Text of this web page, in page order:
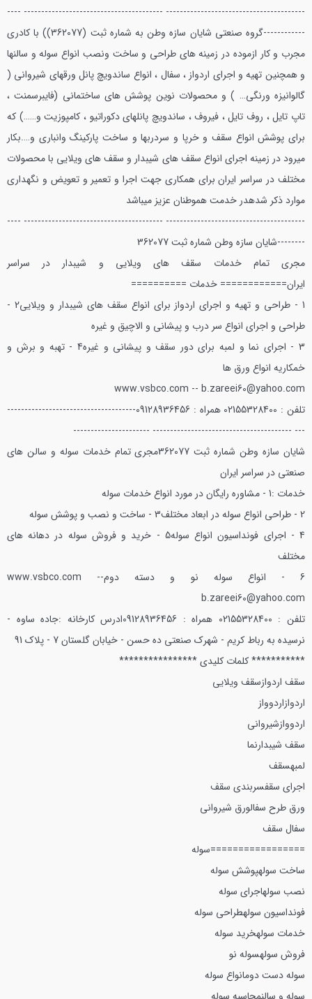
---------------------------------------- ---------------------------------------- ----
------------
گروه صنعتي شايان سازه وطن به شماره ثبت (362077)) با كادري
مجرب و كار ازموده در زمينه هاي طراحي و ساخت ونصب انواع سوله و سالنها
و همچنين تهيه و اجراي اردواز ، سفال ، انواع ساندويچ پانل ورقهاي شيرواني (
گالوانيزه ورنگي… ) و محصولات نوين پوشش هاي ساختماني (فايبرسمنت ،
تاپ تايل ، روف تايل ، فيروف ، ساندويچ پانلهاي دكوراتيو ، كامپوزيت و……) كه
براي پوشش انواع سقف و خرپا و سردربها و ساخت پاركينگ وانباري و….بكار
ميرود در زمينه اجراي انواع سقف هاي شيبدار و سقف هاي ويلايي با محصولات
مختلف در سراسر ايران براي همكاري جهت اجرا و تعمير و تعويض و نگهداري
موارد ذكر شده در خدمت هموطنان عزيز ميباشد
---------------------------------------- ---------------------------------------- ----
--------شايان سازه وطن شماره ثبت 362077
مجري تمام خدمات سقف هاي ويلايي و شيبدار در سراسر
ايران============ خدمات ==========
1 - طراحي و تهيه و اجراي اردواز براي انواع سقف هاي شيبدار و ويلايي
2 -
طراحي و اجراي انواع سر درب و پيشاني و الاچيق و غيره
3 - اجراي نما و لمبه براي دور سقف و پيشاني و غيره
4 - تهبه و برش و
خمكاريه انواع ورق ها
www.vsbco.com -- b.zareei60@yahoo.com
تلفن : 02155328400 همراه : 09128936456
-------------------------------------
--- ---------------------------------------- ----------------------
شايان سازه وطن شماره ثبت 362077
مجري تمام خدمات سوله و سالن هاي
صنعتي در سراسر ايران
خدمات :1 - مشاوره رايگان در مورد انواع خدمات سوله
2 - طراحي انواع سوله در ابعاد مختلف
3 - ساخت و نصب و پوشش سوله
4 - اجراي فونداسيون انواع سوله
5 - خريد و فروش سوله در دهانه هاي
مختلف
6 - انواع سوله نو و دسته دوم
www.vsbco.com --
b.zareei60@yahoo.com
تلفن : 02155328400 همراه : 09128936456
ادرس كارخانه :جاده ساوه -
نرسيده به رباط كريم - شهرك صنعتي ده حسن - خيابان گلستان 7 - پلاك 91
*********** كلمات كليدي ****************
سقف اردوازسقف ويلايي
اردوازاردوواز
اردووازشيرواني
سقف شيبدارنما
لمبهسقف
اجراي سقفسربندي سقف
ورق طرح سفالورق شيرواني
سفال سقف
=================سوله
ساخت سولهپوشش سوله
نصب سولهاجراي سوله
فونداسيون سولهطراحي سوله
خدمات سولهخريد سوله
فروش سولهسوله نو
سوله دست دومانواع سوله